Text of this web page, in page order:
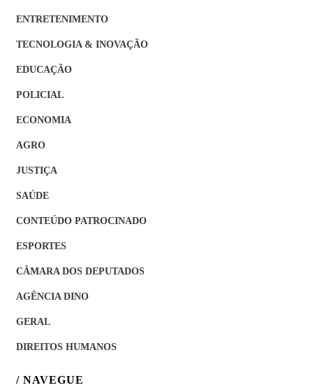
ENTRETENIMENTO
TECNOLOGIA & INOVAÇÃO
EDUCAÇÃO
POLICIAL
ECONOMIA
AGRO
JUSTIÇA
SAÚDE
CONTEÚDO PATROCINADO
ESPORTES
CÂMARA DOS DEPUTADOS
AGÊNCIA DINO
GERAL
DIREITOS HUMANOS
/ NAVEGUE